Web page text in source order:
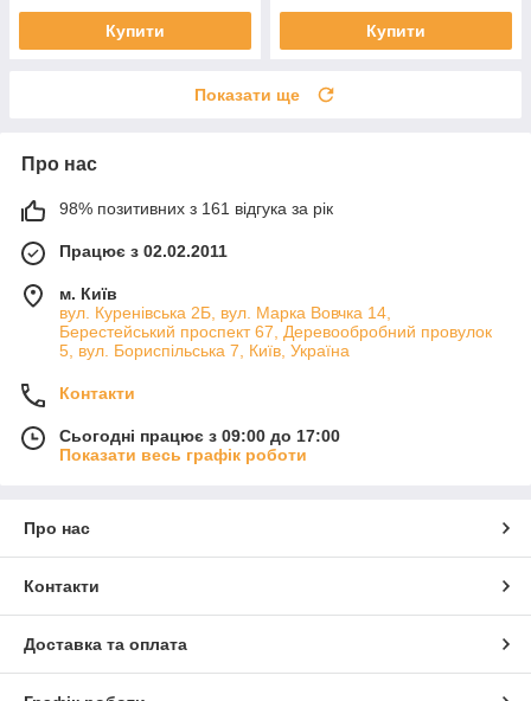
Купити Купити
Показати ще
Про нас
98% позитивних з 161 відгука за рік
Працює з 02.02.2011
м. Київ
вул. Куренівська 2Б, вул. Марка Вовчка 14,
Берестейський проспект 67, Деревообробний провулок
5, вул. Бориспільська 7, Київ, Україна
Контакти
Сьогодні працює з 09:00 до 17:00
Показати весь графік роботи
Про нас
Контакти
Доставка та оплата